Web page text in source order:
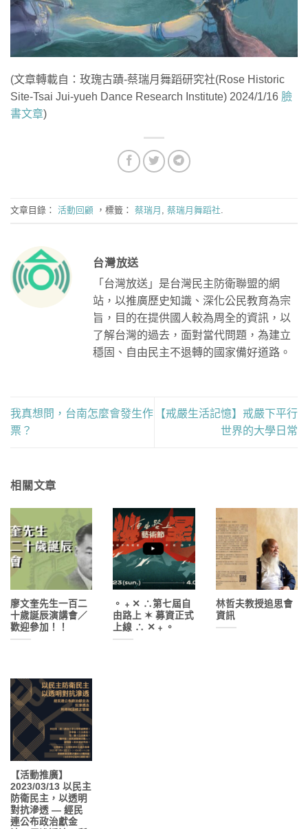
(文章轉載自：玫瑰古蹟-蔡瑞月舞蹈研究社(Rose Historic
Site-Tsai Jui-yueh Dance Research Institute) 2024/1/16 臉
書文章)
文章目錄： 活動回顧 ，標籤： 蔡瑞月 蔡瑞月舞蹈社
台灣放送
「台灣放送」是台灣民主防衛聯盟的網
站，以推廣歷史知識、深化公民教育為宗
旨，目的在提供國人較為周全的資訊，以
了解台灣的過去，面對當代問題，為建立
穩固、自由民主不退轉的國家備好道路。
我真想問，台南怎麼會發生作
票？
【戒嚴生活記憶】戒嚴下平行
世界的大學日常
相關文章
廖文奎先生一百二
十歲誕辰演講會／
歡迎參加！！
。﹢✕ ∴第七屆自
由路上 ✶ 募資正式
上線 ∴ ✕﹢。
林哲夫教授追思會
資訊
【活動推廣】
2023/03/13 以民主
防衛民主，以透明
對抗滲透 — 經民
連公布政治獻金